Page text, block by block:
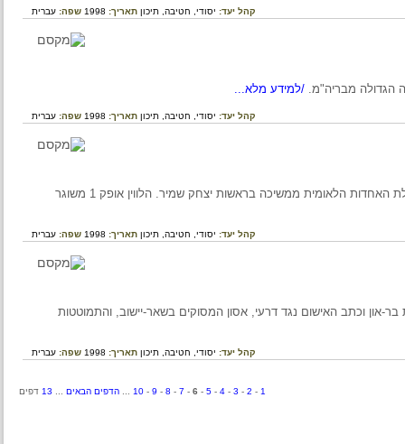
קהל יעד: יסודי,חטיבה,תיכון תאריך:1998 שפה:עברית
/למידע מלא...
קהל יעד: יסודי,חטיבה,תיכון תאריך:1998 שפה:עברית
האירועים החשובים שארעו במדינת ישראל בשנת 1988: ממשלת האחדות הלאומית ממשיכה בראשות יצחק שמיר. הלווין אופק 1 משוגר
קהל יעד: יסודי,חטיבה,תיכון תאריך:1998 שפה:עברית
שארעו במדינת ישראל בשנת 1997: פרשת בר-און וכתב האישום נגד דרעי, אסון המסוקים בשאר-יישוב, והתמוטטות
קהל יעד: יסודי,חטיבה,תיכון תאריך:1998 שפה:עברית
-
3
-
4
-
5
-
6
-
7
-
8
-
9
-
10
...הדפים הבאים...
13 דפים